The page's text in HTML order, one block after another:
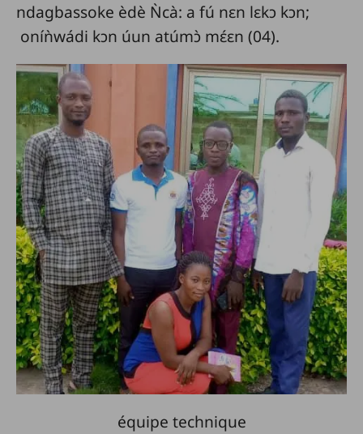
ndagbassoke èdè Ǹcà: a fú nɛn lɛkɔ kɔn;
oníǹwádi kɔn úun atúmɔ̀ mɛ́ɛn (04).
équipe technique